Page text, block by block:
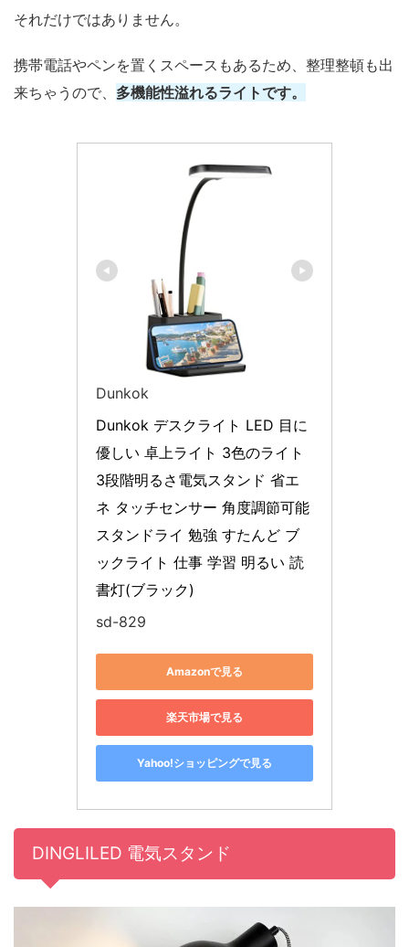
それだけではありません。
携帯電話やペンを置くスペースもあるため、整理整頓も出
来ちゃうので、 多機能性溢れるライトです。
Dunkok
Dunkok デスクライト LED 目に
優しい 卓上ライト 3色のライト
3段階明るさ電気スタンド 省エ
ネ タッチセンサー 角度調節可能
スタンドライ 勉強 すたんど ブ
ックライト 仕事 学習 明るい 読
書灯(ブラック)
sd-829
Amazonで見る
楽天市場で見る
Yahoo!ショッピングで見る
DINGLILED 電気スタンド